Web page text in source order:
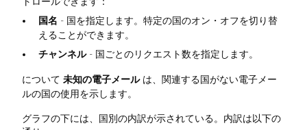
国名 - 国を指定します。特定の国のオン・オフを切り替
えることができます。
チャンネル- 国ごとのリクエスト数を指定します。
について 未知の電子メールは、関連する国がない電子メー
ルの国の使用を示します。
グラフの下には、国別の内訳が示されている。内訳は以下の